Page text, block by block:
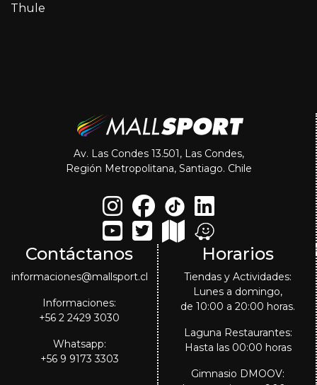
Thule
Av. Las Condes 13.501, Las Condes,
Región Metropolitana, Santiago. Chile
Contáctanos
informaciones@mallsport.cl
Informaciones:
+56 2 2429 3030
Whatsapp:
+56 9 9173 3303
Horarios
Tiendas y Actividades:
Lunes a domingo,
de 10:00 a 20:00 horas.
Laguna Restaurantes:
Hasta las 00:00 horas
Gimnasio DMOOV: